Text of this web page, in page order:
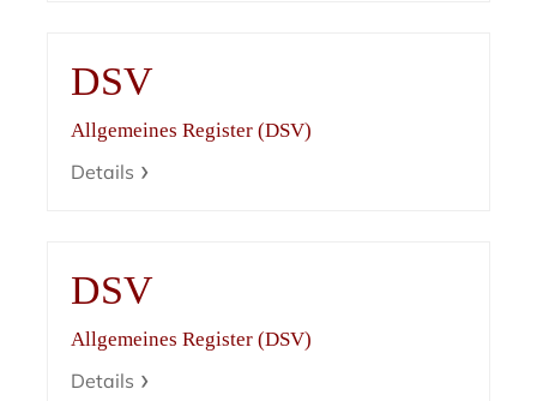
DSV
Allgemeines Register (DSV)
Details
DSV
Allgemeines Register (DSV)
Details